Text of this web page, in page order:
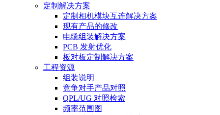
定制解决方案
定制相机模块互连解决方案
现有产品的修改
电缆组装解决方案
PCB 发射优化
板对板定制解决方案
工程资源
组装说明
竞争对手产品对照
QPL/UG 对照检索
频率范围图